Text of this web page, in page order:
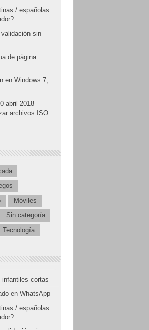
/ españolas
sin
de página
en Windows 7,
abril 2018
archivos ISO
Móviles
Sin categoría
Tecnología
infantiles cortas
en WhatsApp
/ españolas